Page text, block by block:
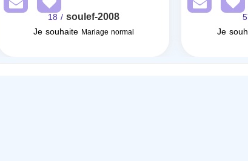
soulef-2008
/ 18
Je souhaite Mariage normal
Je